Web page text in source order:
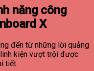
năng công
X
đến từ những lời quảng
kiện vượt trội được
tiết.